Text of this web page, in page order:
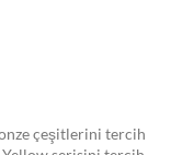
çeşitlerini tercih